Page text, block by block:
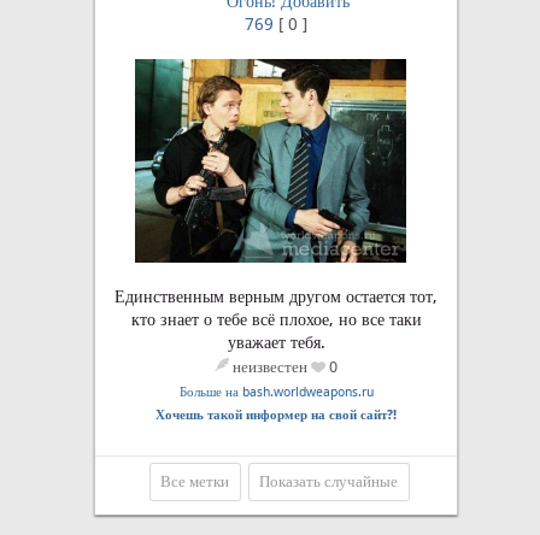
769 [ 0 ]
Единственным верным другом остается тот,
кто знает о тебе всё плохое, но все таки
уважает тебя.
неизвестен 0
Больше на bash.worldweapons.ru
Хочешь такой информер на свой сайт?!
Все метки Показать случайные